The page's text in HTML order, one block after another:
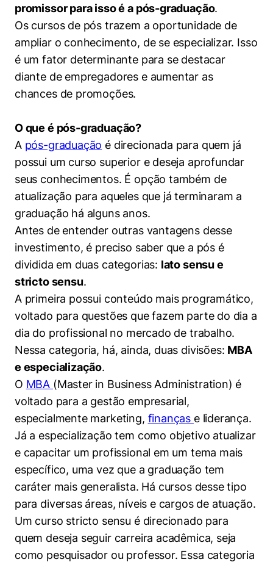
Engenharia de Computação
Engenharia de Produção
Engenharia Mecânica
Engenharia Mecatrônica
Direito
Economia
Finanças
Negócios
Políticas Públicas
Sustentabilidade
Oportunidade de Negócios
Seminários Acadêmicos
Comitê de Ética em Pesquisa
Instagram
Linkedin
Ensino e aprendizagem
Canal de Ética
Ouvidoria
Portal da Privacidade
promissor para isso é a pós-graduação.
Os cursos de pós trazem a oportunidade de
ampliar o conhecimento, de se especializar. Isso
é um fator determinante para se destacar
diante de empregadores e aumentar as
chances de promoções.
O que é pós-graduação?
A pós-graduação é direcionada para quem já
possui um curso superior e deseja aprofundar
seus conhecimentos. É opção também de
atualização para aqueles que já terminaram a
graduação há alguns anos.
Antes de entender outras vantagens desse
investimento, é preciso saber que a pós é
dividida em duas categorias: lato sensu e
stricto sensu.
A primeira possui conteúdo mais programático,
voltado para questões que fazem parte do dia a
dia do profissional no mercado de trabalho.
Nessa categoria, há, ainda, duas divisões: MBA
e especialização.
O MBA (Master in Business Administration) é
voltado para a gestão empresarial,
especialmente marketing, finanças e liderança.
Já a especialização tem como objetivo atualizar
e capacitar um profissional em um tema mais
específico, uma vez que a graduação tem
caráter mais generalista. Há cursos desse tipo
para diversas áreas, níveis e cargos de atuação.
Um curso stricto sensu é direcionado para
quem deseja seguir carreira acadêmica, seja
como pesquisador ou professor. Essa categoria